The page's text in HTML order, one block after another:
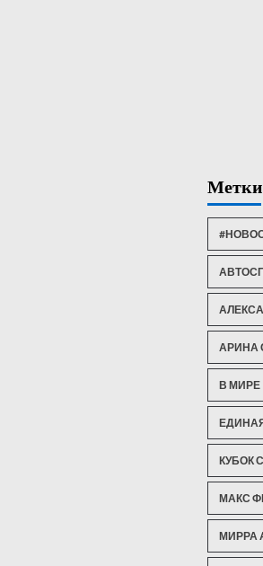
Метки
АРИНА
В МИРЕ
КУБОК
МАКС
МИРРА